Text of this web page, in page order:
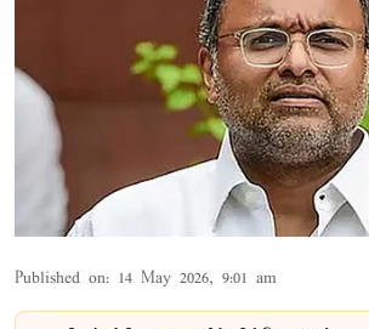
Published on: 14 May 2026, 9:01 am